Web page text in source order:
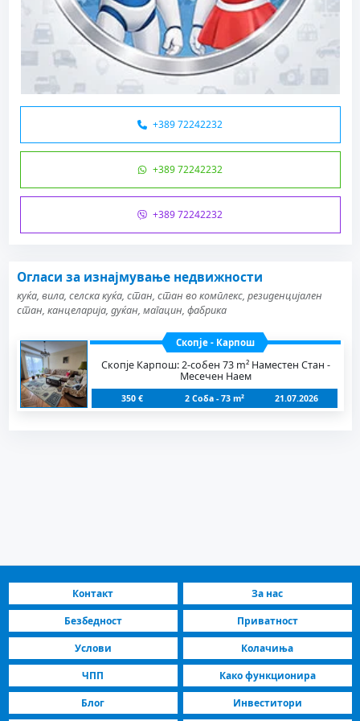
+389 72242232
+389 72242232
+389 72242232
Огласи за изнајмување недвижности
куќа, вила, селска куќа, стан, стан во комплекс, резиденцијален
стан, канцеларија, дуќан, магацин, фабрика
Скопје - Карпош
Скопје Карпош: 2-собен 73 m² Наместен Стан -
Месечен Наем
350 € 2 Соба - 73 m² 21.07.2026
Контакт
За нас
Безбедност
Приватност
Услови
Колачиња
ЧПП
Како функционира
Блог
Инвеститори